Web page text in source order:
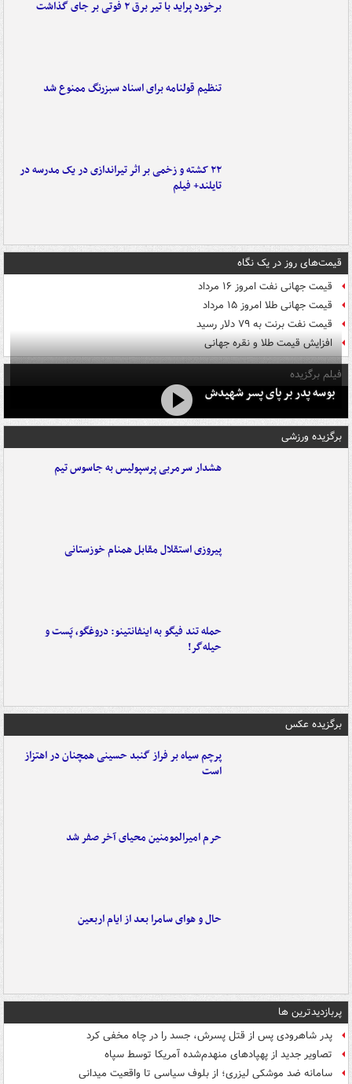
برخورد پراید با تیر برق ۲ فوتی بر جای گذاشت
تنظیم قولنامه برای اسناد سبزرنگ ممنوع شد
۲۲ کشته و زخمی بر اثر تیراندازی در یک مدرسه در
تایلند+ فیلم
قیمت‌های روز در یک نگاه
قیمت جهانی نفت امروز ۱۶ مرداد
قیمت جهانی طلا امروز ۱۵ مرداد
قیمت نفت برنت به ۷۹ دلار رسید
افزایش قیمت طلا و نقره جهانی
فیلم برگزیده
بوسه‌ پدر بر پای پسر شهیدش
برگزیده ورزشی
هشدار سرمربی پرسپولیس به جاسوس تیم
پیروزی استقلال مقابل همنام خوزستانی
حمله تند فیگو به اینفانتینو: دروغگو، پَست‌ و
حیله‌گر!
برگزیده عکس
پرچم سیاه بر فراز گنبد حسینی همچنان در اهتزاز
است
حرم امیرالمومنین محیای آخر صفر شد
حال و هوای سامرا بعد از ایام اربعین
پربازدیدترین ها
پدر شاهرودی پس از قتل پسرش، جسد را در چاه مخفی کرد
تصاویر جدید از پهپادهای منهدم‌شده آمریکا توسط سپاه
سامانه ضد موشکی لیزری؛ از بلوف سیاسی تا واقعیت میدانی